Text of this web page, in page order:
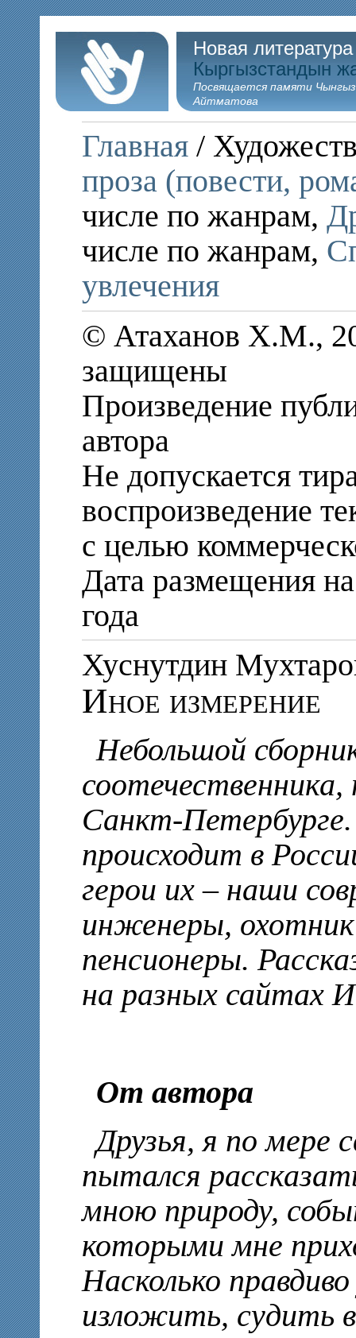
Новая
Кыргызстандын
Посвящается памяти
Айтматова
Главная /
проза (повести,
числе по жанрам,
числе по жанрам,
увлечения
© Атаханов Х.М.,
защищены
Произведение
автора
Не допускается
воспроизведение
с целью
Дата размещения
года
Хуснутдин
Иное измерение
Небольшой
Санкт-Петербурге.
происходит в
герои их – наши
инженеры,
пенсионеры.
на разных сайтах
От автора
Друзья, я по мере
пытался
мною природу,
которыми мне
Насколько
изложить, судить